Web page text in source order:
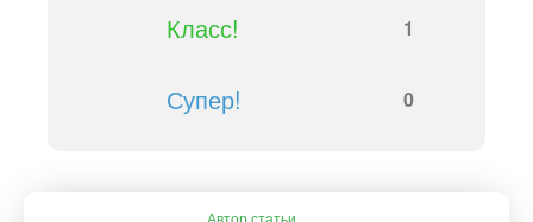
Класс! 1
Супер! 0
Автор статьи